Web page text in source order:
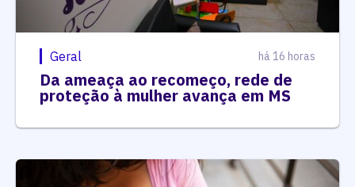
Geral há 16 horas
Da ameaça ao recomeço, rede de
proteção à mulher avança em MS